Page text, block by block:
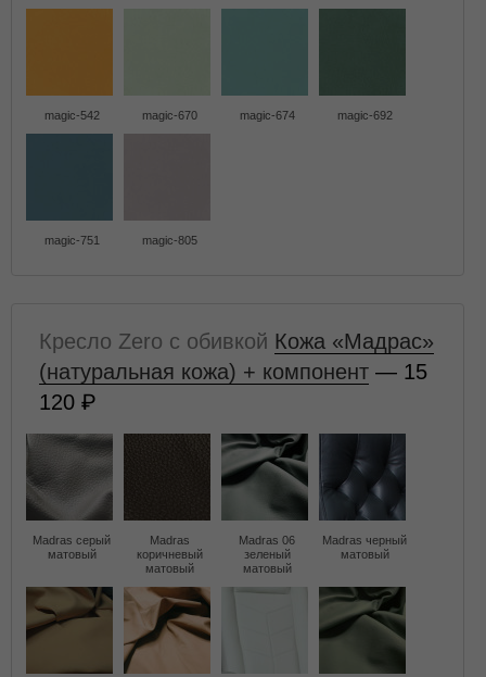
magic-542 magic-670 magic-674 magic-692
magic-751 magic-805
Кресло Zero с обивкой Кожа «Мадрас»
(натуральная кожа) + компонент — 15
120
Madras серый
матовый
Madras
коричневый
матовый
Madras 06
зеленый
матовый
Madras черный
матовый